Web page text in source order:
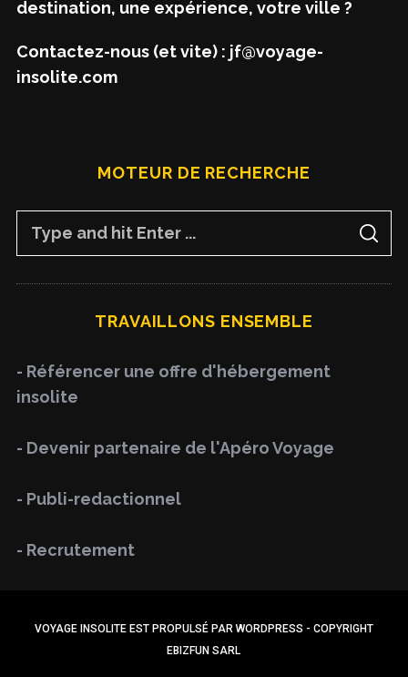
destination, une expérience, votre ville ?
Contactez-nous (et vite) : jf@voyage-
insolite.com
MOTEUR DE RECHERCHE
f
o
:
S
A
C
TRAVAILLONS ENSEMBLE
- Référencer une offre d'hébergement
insolite
- Devenir partenaire de l'Apéro Voyage
- Publi-redactionnel
- Recrutement
VOYAGE INSOLITE EST PROPULSÉ PAR WORDPRESS - COPYRIGHT
EBIZFUN SARL